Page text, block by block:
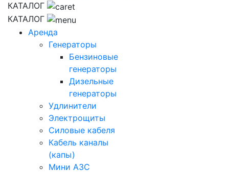
КАТАЛОГ
КАТАЛОГ
Аренда
Генераторы
Бензиновые
генераторы
Дизельные
генераторы
Удлинители
Электрощиты
Силовые кабеля
Кабель каналы
(капы)
Мини АЗС